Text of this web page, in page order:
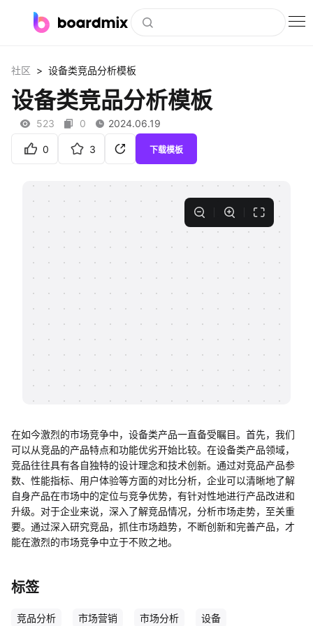
社区资源
下载
支持
知识分享社区
社区 > 设备类竞品分析模板
设备类竞品分析模板
523 0 2024.06.19
0 3 下载模板
在如今激烈的市场竞争中，设备类产品一直备受瞩目。首先，我们
可以从竞品的产品特点和功能优劣开始比较。在设备类产品领域，
竞品往往具有各自独特的设计理念和技术创新。通过对竞品产品参
数、性能指标、用户体验等方面的对比分析，企业可以清晰地了解
自身产品在市场中的定位与竞争优势，有针对性地进行产品改进和
升级。对于企业来说，深入了解竞品情况，分析市场走势，至关重
要。通过深入研究竞品，抓住市场趋势，不断创新和完善产品，才
能在激烈的市场竞争中立于不败之地。
标签
竞品分析 市场营销 市场分析 设备